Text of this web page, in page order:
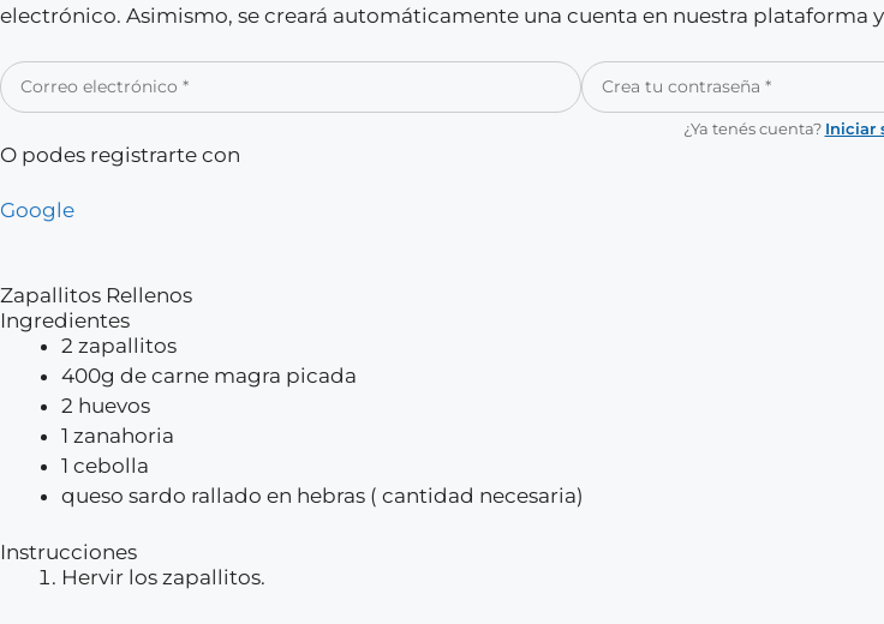
electrónico. Asimismo, se creará automáticamente una cuenta en nuestra plataforma
¿Ya tenés cuenta? Iniciar
O podes registrarte con
Google
Zapallitos Rellenos
Ingredientes
2 zapallitos
400g de carne magra picada
2 huevos
1 zanahoria
1 cebolla
queso sardo rallado en hebras ( cantidad necesaria)
Instrucciones
Hervir los zapallitos.